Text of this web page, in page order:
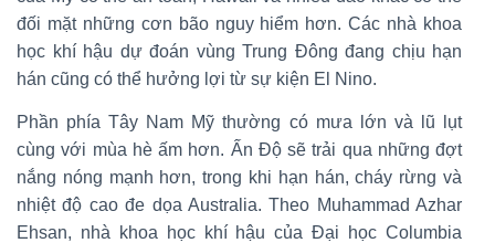
đối mặt những cơn bão nguy hiểm hơn. Các nhà khoa
học khí hậu dự đoán vùng Trung Đông đang chịu hạn
hán cũng có thể hưởng lợi từ sự kiện El Nino.
Phần phía Tây Nam Mỹ thường có mưa lớn và lũ lụt
cùng với mùa hè ấm hơn. Ấn Độ sẽ trải qua những đợt
nắng nóng mạnh hơn, trong khi hạn hán, cháy rừng và
nhiệt độ cao đe dọa Australia. Theo Muhammad Azhar
Ehsan, nhà khoa học khí hậu của Đại học Columbia